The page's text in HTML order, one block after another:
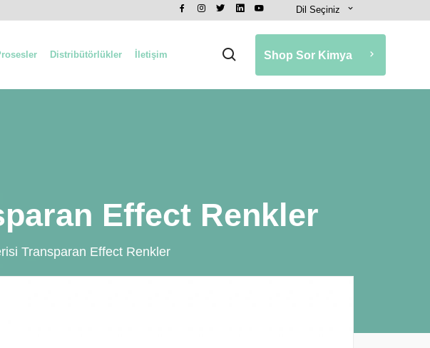
Dil Seçiniz
Distribütörlükler İletişim Shop Sor Kimya
Effect Renkler
Transparan Effect Renkler